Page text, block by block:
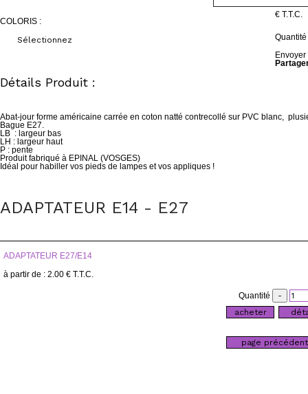
COLORIS :
€ T.T.C.
Quantité
Détails Produit :
Abat-jour forme américaine carrée en coton natté contrecollé sur PVC blanc,
Bague E27.
LB : largeur bas
LH : largeur haut
P : pente
Produit fabriqué à EPINAL (VOSGES)
Idéal pour habiller vos pieds de lampes et vos appliques !
ADAPTATEUR E14 - E27
ADAPTATEUR E27/E14
2.00 € T.T.C.
Quantité